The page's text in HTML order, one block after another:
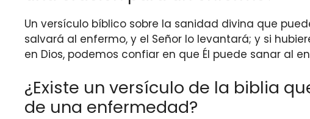
Un versículo bíblico sobre la sanidad divina que
salvará al enfermo, y el Señor lo levantará; y si
en Dios, podemos confiar en que Él puede sanar al
¿Existe un versículo de la biblia
de una enfermedad?